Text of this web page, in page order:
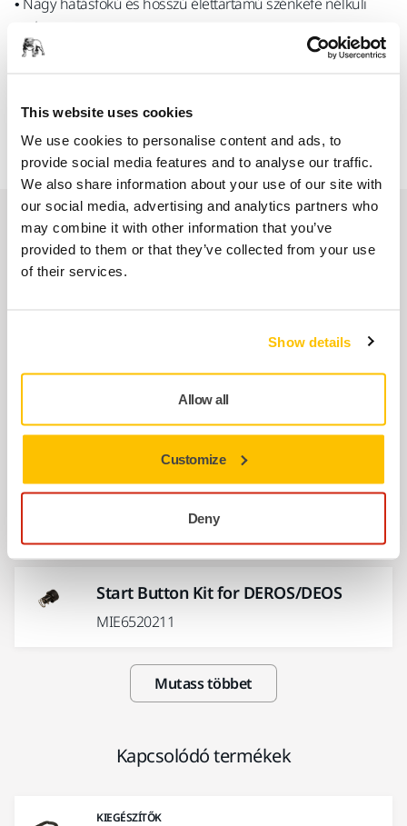
This website uses cookies
We use cookies to personalise content and ads, to
provide social media features and to analyse our traffic.
We also share information about your use of our site with
our social media, advertising and analytics partners who
may combine it with other information that you’ve
provided to them or that they’ve collected from your use
of their services.
Show details
Allow all
Customize
Deny
motor.
• Könnyedén megbirkózik az igényes munkákkal és a nehéz
• Bluetooth kapcsolat és rezgésfigyelés.
Alkatrészek
Backing Pad MF 150mm 5/16"
125/150/175mm
Start Button Kit for DEROS/DEOS
MIE6520211
Mutass többet
Kapcsolódó termékek
KIEGÉSZÍTŐK